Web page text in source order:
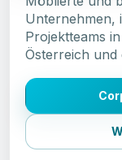
Unternehmen,
Projektteams
Österreich und